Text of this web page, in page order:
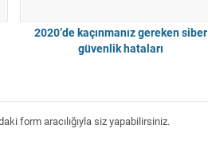
2020’de kaçınmanız gereken siber
güvenlik hataları
form aracılığıyla siz yapabilirsiniz.